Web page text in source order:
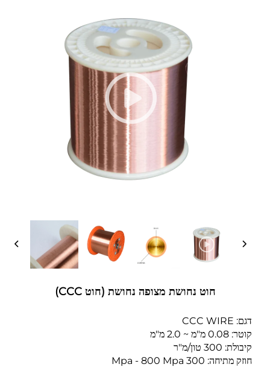
חוט נחושת מצופה נחושת (חוט CCC)
דגם: CCC WIRE
קוטר: 0.08 מ"מ ~ 2.0 מ"מ
קיבולת: 300 טון/מ"ר
חוזק מתיחה: 300 Mpa - 800 Mpa